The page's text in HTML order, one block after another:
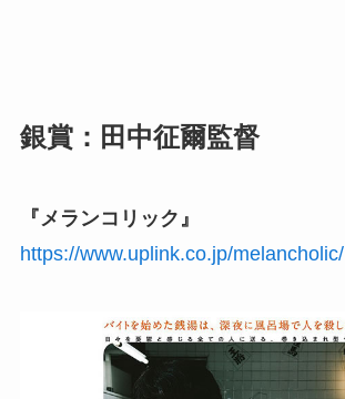
銀賞：田中征爾監督
『メランコリック』
https://www.uplink.co.jp/melancholic/